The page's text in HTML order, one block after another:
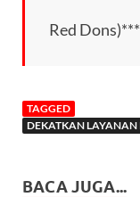
Red Dons)***
TAGGED
DEKATKAN LAYANAN
BACA JUGA...